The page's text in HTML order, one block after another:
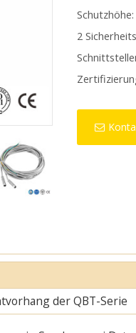
Schutzhöhe:
2
der QBT-Serie